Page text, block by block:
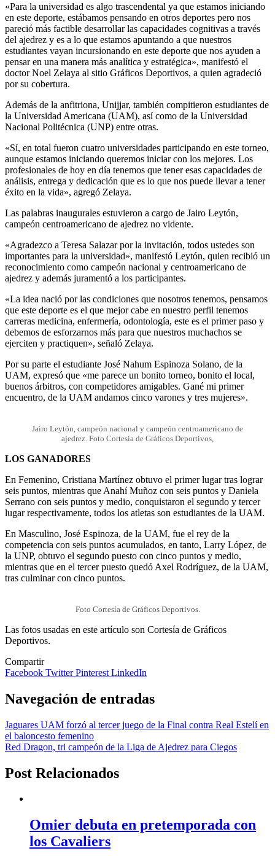
«Para la universidad es algo trascendental ya que estamos iniciando
en este deporte, estábamos pensando en otros deportes pero nos
pareció más factible desarrollar las capacidades cognitivas a través
del ajedrez y es a lo que estamos apuntando a que nuestros
estudiantes vayan incursionando en este deporte que nos ayuden a
pensar en una manera más analítica y estratégica», manifestó el
doctor Noel Zelaya al sitio Gráficos Deportivos, a quien agradeció
por su cobertura.
Además de la anfitriona, Unijjar, también compitieron estudiantes de
la Universidad Americana (UAM), así como de la Universidad
Nacional Politécnica (UNP) entre otras.
«Sí, en total fueron cuatro universidades participando en este torneo,
aunque estamos iniciando queremos iniciar con los mejores. Los
profesionales de hoy en día tenemos que tener esas capacidades de
análisis, entrega y dedicación que es lo que nos puede llevar a tener
éxito en la vida», agregó Zelaya.
Las palabras inaugurales estuvieron a cargo de Jairo Leytón,
campeón centroamericano de ajedrez no vidente.
«Agradezco a Teresa Salazar por la invitación, todos ustedes son
importantes para la universidad», manifestó Leytón, quien recibió un
reconocimiento como campeón nacional y centroamericano de
ajedrez y además juramentó a los participantes.
«La idea nació por las condiciones que nosotros tenemos, pensamos
que este deporte es el que mejor cabe en nuestro perfil tenemos
carreras medicina, enfermería, odontología, este es el primer paso y
debemos de esforzarnos más para que nuestros muchachos se
ejerciten y practiquen», señaló Zelaya.
Por su parte el estudiante José Nahum Espinoza Solano, de la
UAM, expresó que «me parece un bonito torneo, bonito el local,
buenos árbitros, con competidores amigables. Gané mi primer
encuentro, de la UAM andamos cinco varones y tres mujeres».
Jairo Leytón, campeón nacional y campeón centroamericano de
ajedrez. Foto Cortesía de Gráficos Deportivos,
LOS GANADORES
En Femenino, Cristiana Martínez obtuvo el primer lugar tras lograr
seis puntos, mientras que Anahí Muñoz con seis puntos y Daniela
Serrano con seis puntos y medio, conquistaron el segundo y tercer
lugar respectivamente, todos los atletas son estudiantes de la UAM.
En Masculino, José Espinoza, de la UAM, fue el rey de la
competencia con seis puntos acumulados, en tanto, Larry López, de
la UNP, obtuvo el segundo puesto con cinco puntos y medio,
mientras que en el tercer puesto quedó Axel Rodríguez, de la UAM,
tras culminar con cinco puntos.
Foto Cortesía de Gráficos Deportivos.
Las fotos usadas en este artículo son Cortesía de Gráficos
Deportivos.
Compartir
Facebook TwitterPinterest LinkedIn
Navegación de entradas
Jaguares UAM forzó al tercer juego de la Final contra Real Estelí en
el baloncesto femenino
Red Dragon, tri campeón de la Liga de Ajedrez para Ciegos
Post Relacionados
Omier debuta en pretemporada con
los Cavaliers